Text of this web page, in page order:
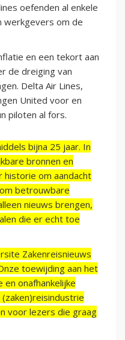
oefenden al enkele
werkgevers om de
en een tekort aan
de dreiging van
Delta Air Lines,
United voor en
piloten al fors.
bijna 25 jaar. In
bronnen en
historie om aandacht
betrouwbare
nieuws brengen,
die er echt toe
Zakenreisnieuws
toewijding aan het
onafhankelijke
voor lezers die graag